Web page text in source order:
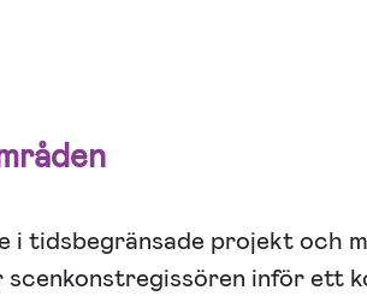
i tidsbegränsade projekt och
inför ett